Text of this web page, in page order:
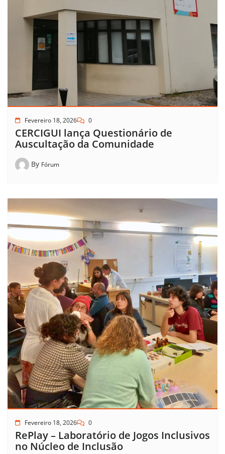
Fevereiro 18, 2026 0
CERCIGUI lança Questionário de
Auscultação da Comunidade
By Fórum
Fevereiro 18, 2026 0
RePlay – Laboratório de Jogos Inclusivos
no Núcleo de Inclusão